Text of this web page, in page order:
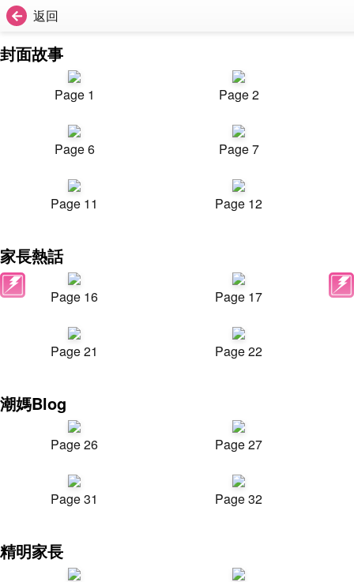
返回
封面故事
Page 1 Page 2
Page 6 Page 7
Page 11 Page 12
家長熱話
Page 16 Page 17
Page 21 Page 22
潮媽Blog
Page 26 Page 27
Page 31 Page 32
精明家長